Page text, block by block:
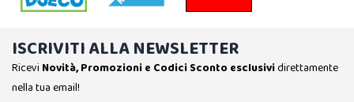
ISCRIVITI ALLA NEWSLETTER
Ricevi Novità, Promozioni e Codici Sconto esclusividirettamente
nella tua email!